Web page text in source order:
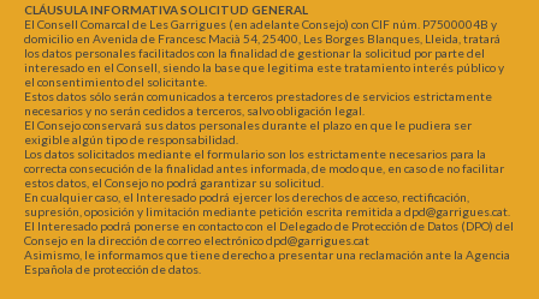
CLÁUSULA INFORMATIVA SOLICITUD GENERAL
El Consell Comarcal de Les Garrigues (en adelante Consejo) con CIF núm. P7500004B y
domicilio en Avenida de Francesc Macià 54, 25400, Les Borges Blanques, Lleida, tratará
los datos personales facilitados con la finalidad de gestionar la solicitud por parte del
interesado en el Consell, siendo la base que legitima este tratamiento interés público y
el consentimiento del solicitante.
Estos datos sólo serán comunicados a terceros prestadores de servicios estrictamente
necesarios y no serán cedidos a terceros, salvo obligación legal.
El Consejo conservará sus datos personales durante el plazo en que le pudiera ser
exigible algún tipo de responsabilidad.
Los datos solicitados mediante el formulario son los estrictamente necesarios para la
correcta consecución de la finalidad antes informada, de modo que, en caso de no facilitar
estos datos, el Consejo no podrá garantizar su solicitud.
En cualquier caso, el Interesado podrá ejercer los derechos de acceso, rectificación,
supresión, oposición y limitación mediante petición escrita remitida a dpd@garrigues.cat.
El Interesado podrá ponerse en contacto con el Delegado de Protección de Datos (DPO) del
Consejo en la dirección de correo electrónico dpd@garrigues.cat
Asimismo, le informamos que tiene derecho a presentar una reclamación ante la Agencia
Española de protección de datos.